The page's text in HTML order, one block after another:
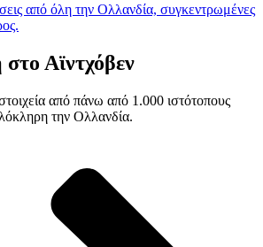
από όλη την Ολλανδία, συγκεντρωμένες
στο Αϊντχόβεν
από πάνω από 1.000 ιστότοπους
την Ολλανδία.